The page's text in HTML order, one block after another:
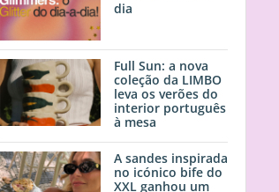
dia
Full Sun: a nova
coleção da LIMBO
leva os verões do
interior português
à mesa
A sandes inspirada
no icónico bife do
XXL ganhou um